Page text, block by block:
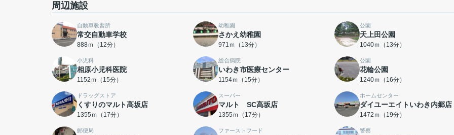
周辺施設
自動車教習所
常交自動車学校
888ｍ（12分）
幼稚園
さかえ幼稚園
971ｍ（13分）
公園
天上田公園
1040ｍ（13分）
小児科
相原小児科医院
1152ｍ（15分）
総合病院
いわき市医療センター
1154ｍ（15分）
公園
花輪公園
1240ｍ（16分）
ドラッグストア
くすりのマルト高坂店
1355ｍ（17分）
スーパー
マルト SC高坂店
1355ｍ（17分）
ホームセンター
ダイユーエイトいわき内郷店
1472ｍ（19分）
郵便局 ファーストフード 警察